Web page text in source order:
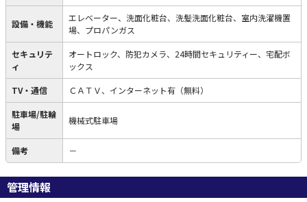
設備・機能
エレベーター、洗面化粧台、洗髪洗面化粧台、室内洗濯機置
場、プロパンガス
セキュリテ
ィ
オートロック、防犯カメラ、24時間セキュリティー、宅配ボ
ックス
TV・通信 ＣＡＴＶ、インターネット有（無料）
駐車場/駐輪
場
機械式駐車場
備考 －
管理情報